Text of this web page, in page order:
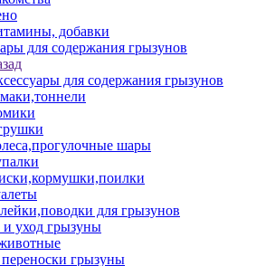
добавки
для содержания грызунов
для содержания грызунов
шары
для грызунов
и уход грызуны
грызуны